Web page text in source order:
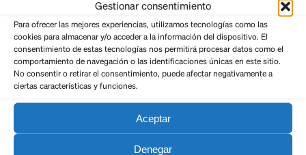
Gestionar consentimiento
Para ofrecer las mejores experiencias, utilizamos tecnologías como las
cookies para almacenar y/o acceder a la información del dispositivo. El
consentimiento de estas tecnologías nos permitirá procesar datos como el
comportamiento de navegación o las identificaciones únicas en este sitio.
No consentir o retirar el consentimiento, puede afectar negativamente a
ciertas características y funciones.
Aceptar
Denegar
depuradora de Grulleros.
*Incremento y mejora de las zonas verdes del
municipio:
accesorios en los parques ya existentes,
-y construcción de una senda verde en la orilla del